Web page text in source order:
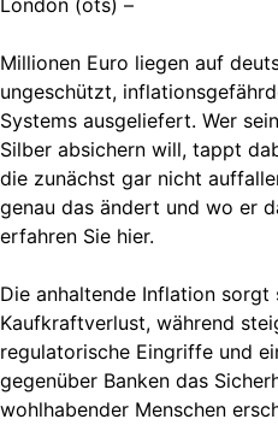
London (ots) –
Millionen Euro liegen auf
ungeschützt,
Systems ausgeliefert. Wer
Silber absichern will, tappt
die zunächst gar nicht
genau das ändert und wo er
erfahren Sie hier.
Die anhaltende Inflation
Kaufkraftverlust, während
regulatorische Eingriffe und
gegenüber Banken das
wohlhabender Menschen